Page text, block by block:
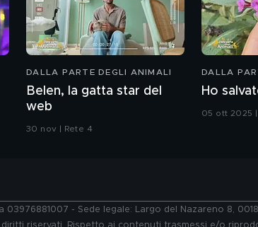
DALLA PARTE DEGLI ANIMALI
Belen, la gatta star del
web
30 nov | Rete 4
DALLA
Ho
05 ott 2025
03976881007 - Sede legale: Largo del Nazareno 8,